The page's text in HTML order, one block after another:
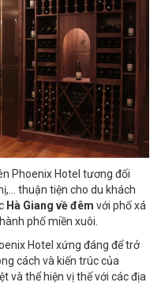
Phoenix Hotel tương đối
thuận tiện cho du khách
Hà Giang về đêm với phố xá
phố miền xuôi.
Hotel xứng đáng để trở
cách và kiến trúc của
và thể hiện vị thế với các địa